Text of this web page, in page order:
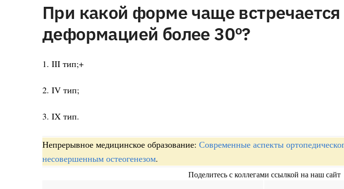
При какой форме чаще встречается
деформацией более 30º?
1. III тип;+
2. IV тип;
3. IX тип.
Непрерывное медицинское образование: Современные аспекты
несовершенным остеогенезом.
Поделитесь с коллегами ссылкой на наш сайт